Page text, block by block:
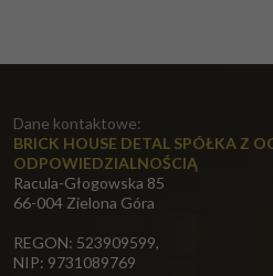
Dane kontaktowe:
BRICK HOUSE DETAL SPÓŁKA Z
ODPOWIEDZIALNOŚCIĄ
Racula-Głogowska 85
66-004 Zielona Góra
REGON: 523909599,
NIP: 9731089769